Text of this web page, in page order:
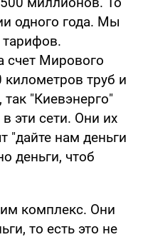
одного года. Мы
счет Мирового
труб и
"Киевэнерго"
эти сети. Они их
"дайте нам деньги
деньги, чтоб
комплекс. Они
то есть это не